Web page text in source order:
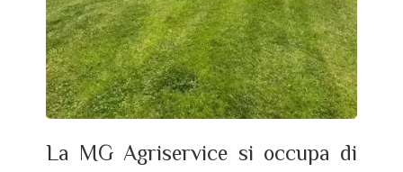
La MG Agriservice si occupa di